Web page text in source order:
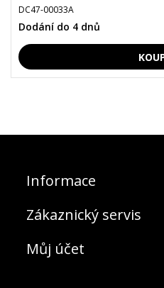
DC47-00033A
Dodání do 4 dnů
Informace
Zákaznický servis
Můj účet